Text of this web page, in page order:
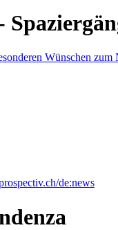
Wünschen zum
de:news